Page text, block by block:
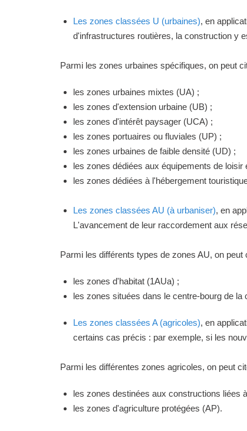
Les zones classées U (urbaines), en
d'infrastructures routières, la construction y
Parmi les zones urbaines spécifiques, on peut
les zones urbaines mixtes (UA) ;
les zones d'extension urbaine (UB) ;
les zones d'intérêt paysager (UCA) ;
les zones portuaires ou fluviales (UP) ;
les zones urbaines de faible densité (UD) ;
les zones dédiées aux équipements de
les zones dédiées à l'hébergement
Les zones classées AU (à urbaniser), en
L'avancement de leur raccordement aux
Parmi les différents types de zones AU, on peut
les zones d'habitat (1AUa) ;
les zones situées dans le centre-bourg de
Les zones classées A (agricoles), en
certains cas précis : par exemple, si les
Parmi les différentes zones agricoles, on peut
les zones destinées aux constructions liées
les zones d'agriculture protégées (AP).